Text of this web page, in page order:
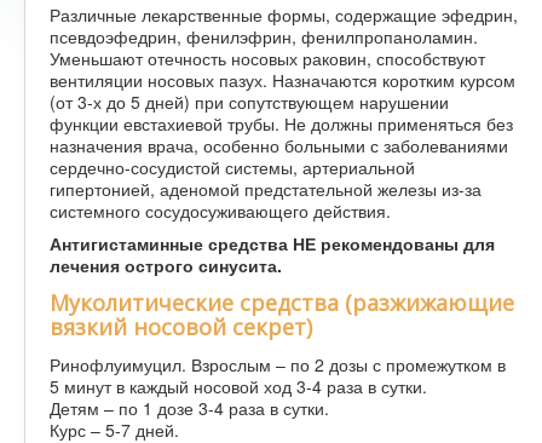
Различные лекарственные формы, содержащие эфедрин,
псевдоэфедрин, фенилэфрин, фенилпропаноламин.
Уменьшают отечность носовых раковин, способствуют
вентиляции носовых пазух. Назначаются коротким курсом
(от 3-х до 5 дней) при сопутствующем нарушении
функции евстахиевой трубы. Не должны применяться без
назначения врача, особенно больными с заболеваниями
сердечно-сосудистой системы, артериальной
гипертонией, аденомой предстательной железы из-за
системного сосудосуживающего действия.
Антигистаминные средства НЕ рекомендованы для
лечения острого синусита.
Муколитические средства (разжижающие
вязкий носовой секрет)
Ринофлуимуцил. Взрослым – по 2 дозы с промежутком в
5 минут в каждый носовой ход 3-4 раза в сутки.
Детям – по 1 дозе 3-4 раза в сутки.
Курс – 5-7 дней.